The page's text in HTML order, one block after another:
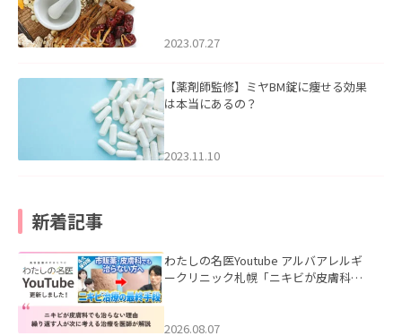
2023.07.27
【薬剤師監修】ミヤBM錠に痩せる効果
は本当にあるの？
2023.11.10
新着記事
わたしの名医Youtube アルバアレルギ
ークリニック札幌「ニキビが皮膚科で
ました。
2026.08.07